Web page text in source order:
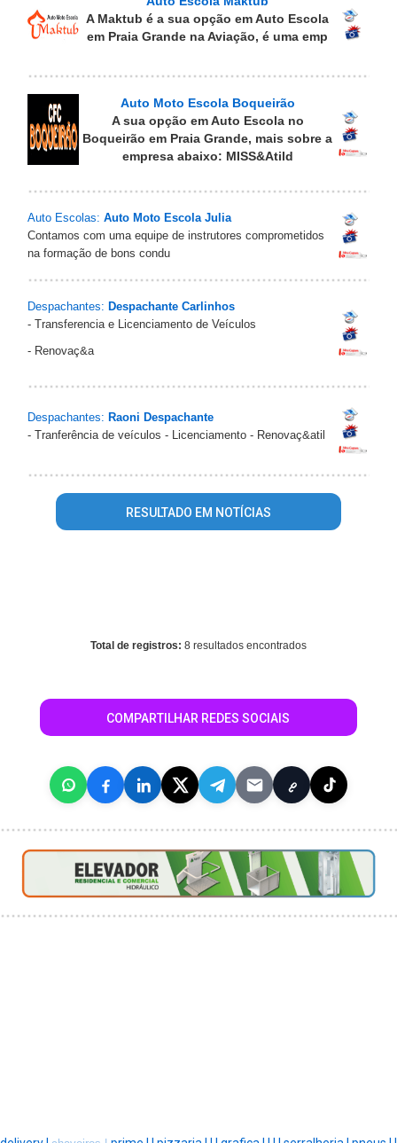
A Maktub é a sua opção em Auto Escola
em Praia Grande na Aviação, é uma emp
Auto Moto Escola Boqueirão
A sua opção em Auto Escola no
Boqueirão em Praia Grande, mais sobre a
empresa abaixo: MISS&Atild
Auto Escolas: Auto Moto Escola Julia
Contamos com uma equipe de instrutores comprometidos
na formação de bons condu
Despachantes: Despachante Carlinhos
- Transferencia e Licenciamento de Veículos
- Renovaç&a
Despachantes: Raoni Despachante
- Tranferência de veículos - Licenciamento - Renovaç&atil
RESULTADO EM NOTÍCIAS
Total de registros: 8 resultados encontrados
COMPARTILHAR REDES SOCIAIS